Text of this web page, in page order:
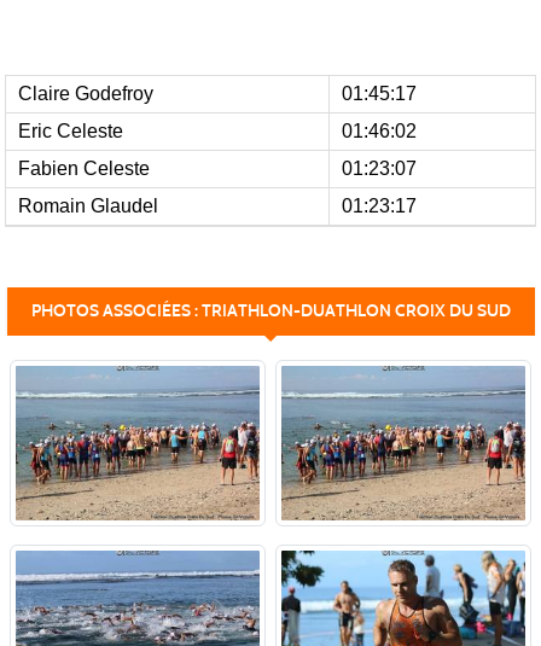
Claire Godefroy
01:45:17
Eric Celeste
01:46:02
Fabien Celeste
01:23:07
Romain Glaudel
01:23:17
PHOTOS ASSOCIÉES : TRIATHLON-DUATHLON CROIX DU SUD